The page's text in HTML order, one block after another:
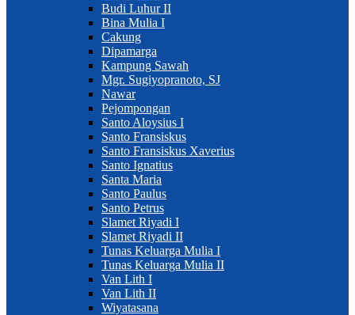
Budi Luhur II
Bina Mulia I
Cakung
Dipamarga
Kampung Sawah
Mgr. Sugiyopranoto, SJ
Nawar
Pejompongan
Santo Aloysius I
Santo Fransiskus
Santo Fransiskus Xaverius
Santo Ignatius
Santa Maria
Santo Paulus
Santo Petrus
Slamet Riyadi I
Slamet Riyadi II
Tunas Keluarga Mulia I
Tunas Keluarga Mulia II
Van Lith I
Van Lith II
Wiyatasana